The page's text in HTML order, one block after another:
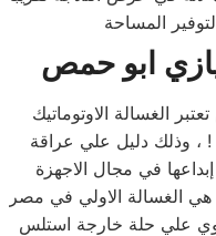
ابو حمص
! ، وذلك دليل علي عراقة
في مجال الاجهزة
الغسالة الاولي في مصر
علي حلة خارجة استلس